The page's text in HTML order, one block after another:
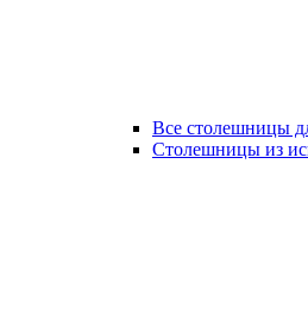
Все столешницы
Столешницы из